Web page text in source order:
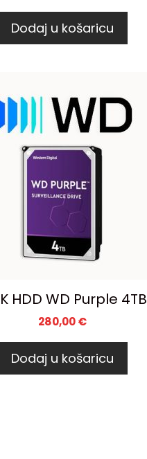
Dodaj u košaricu
HDD WD Purple 4TB
280,00€
Dodaj u košaricu